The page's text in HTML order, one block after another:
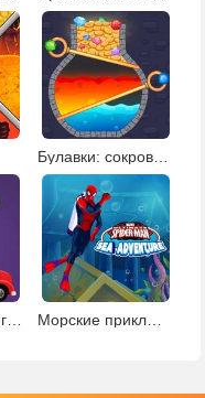
Булавки: сокровища башни
Налей краску в грузовики Морские приключения Человека-паука